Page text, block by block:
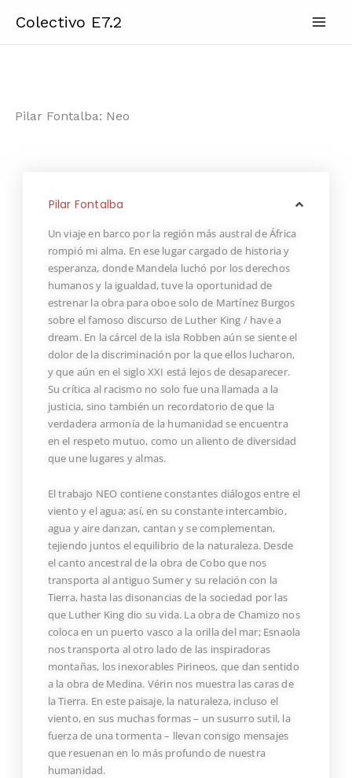
contenido
Colectivo E7.2
Pilar Fontalba: Neo
Pilar Fontalba
Un viaje en barco por la región más austral de África
rompió mi alma. En ese lugar cargado de historia y
esperanza, donde Mandela luchó por los derechos
humanos y la igualdad, tuve la oportunidad de
estrenar la obra para oboe solo de Martínez Burgos
sobre el famoso discurso de Luther King / have a
dream. En la cárcel de la isla Robben aún se siente el
dolor de la discriminación por la que ellos lucharon,
y que aún en el siglo XXI está lejos de desaparecer.
Su crítica al racismo no solo fue una llamada a la
justicia, sino también un recordatorio de que la
verdadera armonía de la humanidad se encuentra
en el respeto mutuo, como un aliento de diversidad
que une lugares y almas.
El trabajo NEO contiene constantes diálogos entre el
viento y el agua; así, en su constante intercambio,
agua y aire danzan, cantan y se complementan,
tejiendo juntos el equilibrio de la naturaleza. Desde
el canto ancestral de la obra de Cobo que nos
transporta al antiguo Sumer y su relación con la
Tierra, hasta las disonancias de la sociedad por las
que Luther King dio su vida. La obra de Chamizo nos
coloca en un puerto vasco a la orilla del mar; Esnaola
nos transporta al otro lado de las inspiradoras
montañas, los inexorables Pirineos, que dan sentido
a la obra de Medina. Vérin nos muestra las caras de
la Tierra. En este paisaje, la naturaleza, incluso el
viento, en sus muchas formas – un susurro sutil, la
fuerza de una tormenta – llevan consigo mensajes
que resuenan en lo más profundo de nuestra
humanidad.